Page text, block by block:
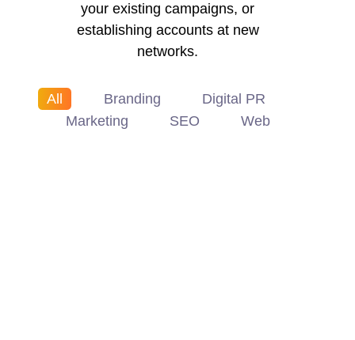
your existing campaigns, or
establishing accounts at new
networks.
All Branding
Digital PR
Marketing
SEO Web